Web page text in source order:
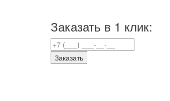
Заказать в 1 клик:
Заказать